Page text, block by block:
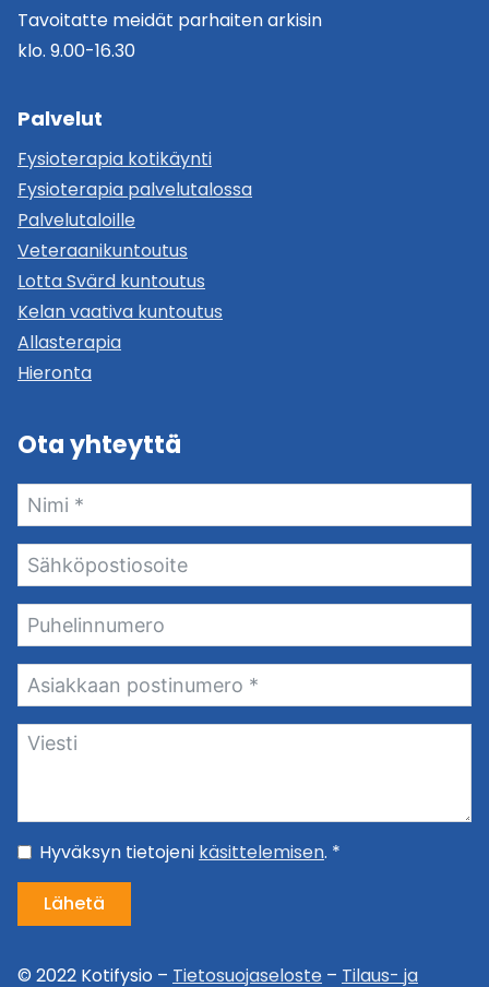
Tavoitatte meidät parhaiten arkisin
klo. 9.00-16.30
Palvelut
Fysioterapia kotikäynti
Fysioterapia palvelutalossa
Palvelutaloille
Veteraanikuntoutus
Lotta Svärd kuntoutus
Kelan vaativa kuntoutus
Allasterapia
Hieronta
Ota yhteyttä
Hyväksyn tietojeni käsittelemisen. *
Lähetä
© 2022 Kotifysio – Tietosuojaseloste – Tilaus- ja